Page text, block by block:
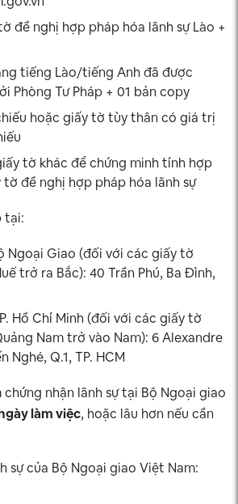
đề nghị hợp pháp hóa lãnh sự Lào +
tiếng Lào/tiếng Anh đã được
Phòng Tư Pháp + 01 bản copy
hoặc giấy tờ tùy thân có giá trị
tờ khác để chứng minh tính hợp
tờ đề nghị hợp pháp hóa lãnh sự
tại:
Ngoại Giao (đối với các giấy tờ
trở ra Bắc): 40 Trần Phú, Ba Đình,
Hồ Chí Minh (đối với các giấy tờ
Nam trở vào Nam): 6 Alexandre
Nghé, Q.1, TP. HCM
nhận lãnh sự tại Bộ Ngoại giao
làm việc, hoặc lâu hơn nếu cần
sự của Bộ Ngoại giao Việt Nam: